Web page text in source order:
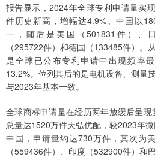
报告显示，2024年全球专利申请量实
件历史新高，增幅达4.9%。中国以
一，随后是美国（501831件）、
（295722件）和德国（133485件）。
是全球已公布专利申请中出现频率
13.2%。位列其后的是电机设备、测量
与2023年基本一致。
全球商标申请量在经历两年放缓后呈
总量达1520万件天弘优配，较2023年
中国，申请量约达730万件，其次为
（559436件）、印度（532900件）和